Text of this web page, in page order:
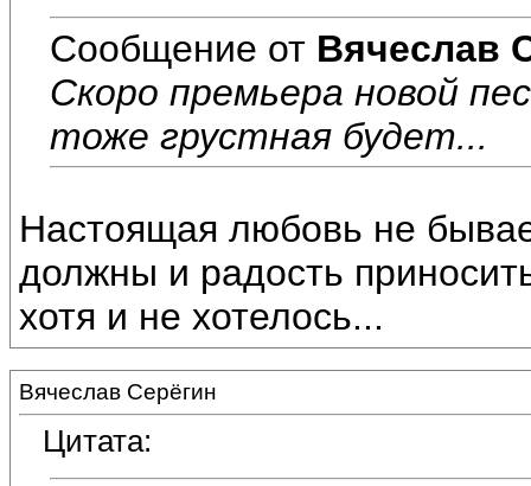
Сообщение от Вячеслав
Скоро премьера новой
тоже грустная будет...
Настоящая любовь не
должны и радость
хотя и не хотелось...
Вячеслав Серёгин
Цитата: